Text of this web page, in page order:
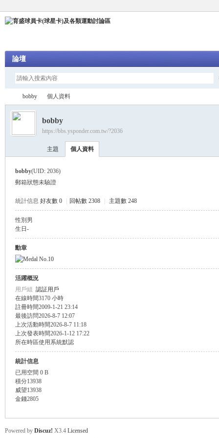
論壇
員
›
bobby 個人資料
bobby
https://bbs.ysponder.com.tw/?2036
主題 個人資料
bobby(UID: 2036)
郵箱狀態未驗證
統計信息 好友數 0 回帖數 2308 主題數 248
性別 男
生日 -
勳章
活躍概況
用戶組 認証用戶
在線時間3170 小時
註冊時間2009-1-21 23:14
最後訪問2026-8-7 12:07
上次活動時間2026-8-7 11:18
上次發表時間2026-1-12 17:22
所在時區使用系統默認
統計信息
已用空間 0 B
積分13938
威望13938
金錢2805
Powered by Discuz! X3.4 Licensed